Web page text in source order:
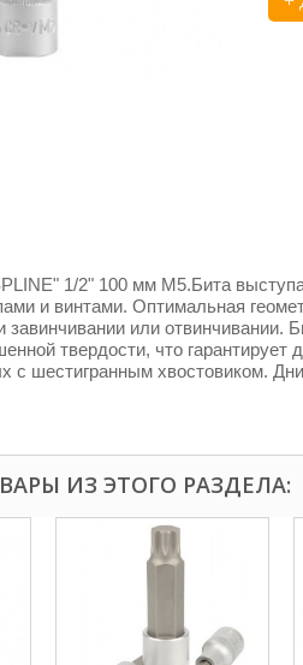
1/2" 100 мм М5.Бита
и винтами. Оптимальная
или отвинчивании.
твердости, что
с шестигранным хвостовиком.
ИЗ ЭТОГО РАЗДЕЛА: